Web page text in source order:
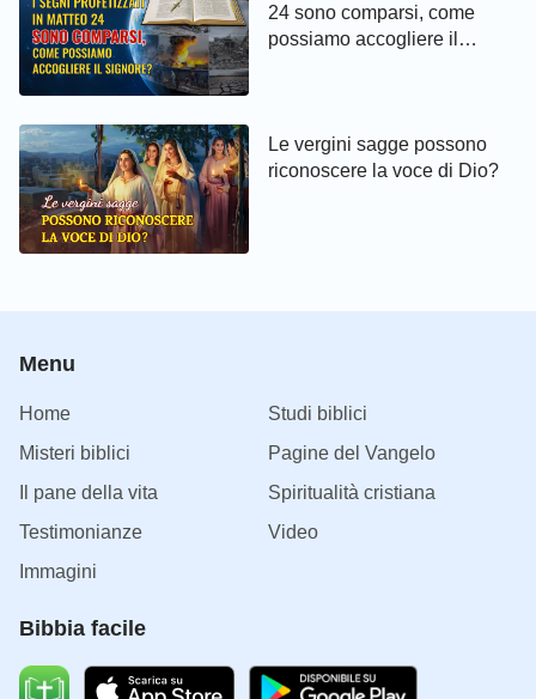
24 sono comparsi, come
possiamo accogliere il
Le vergini sagge possono
riconoscere la voce di Dio?
Menu
Home
Studi biblici
Misteri biblici
Pagine del Vangelo
Il pane della vita
Spiritualità cristiana
Testimonianze
Video
Immagini
Bibbia facile